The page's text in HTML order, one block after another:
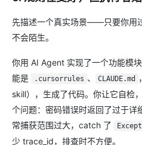
先描述一个真实场景——只要你用
不会陌生。
你用 AI Agent 实现了一个功能模
能是
.cursorrules 、 CLAUDE.md
skill），生成了代码。你让它自
个问题：密码错误时返回了过于详
常捕获范围过大，catch 了
少 trace_id，排查时不方便。